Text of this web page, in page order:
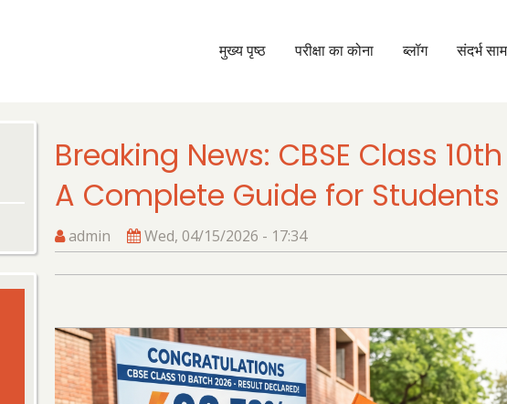
मुख्य
मुख्य पृष्ठ परीक्षा का कोना ब्लॉग संदर्भ
Breaking News: CBSE Class
A Complete Guide for Students
admin Wed, 04/15/2026 - 17:34